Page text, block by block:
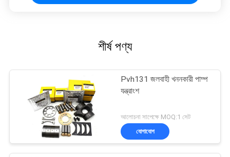
শীর্ষ পণ্য
Pvh131 জলবাহী খননকারী পাম্প
যন্ত্রাংশ
আলোচনা সাপেক্ষে MOQ:1 সেট
যোগাযোগ